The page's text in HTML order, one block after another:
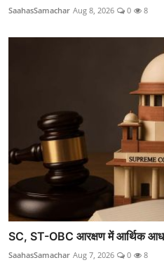
SaahasSamachar Aug 8, 2026 0 8
SC, ST-OBC आरक्षण में आर्थिक
SaahasSamachar Aug 7, 2026 0 8